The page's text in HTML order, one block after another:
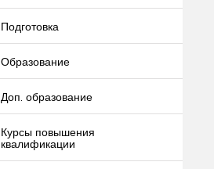
Подготовка
Образование
Доп. образование
Курсы повышения
квалификации